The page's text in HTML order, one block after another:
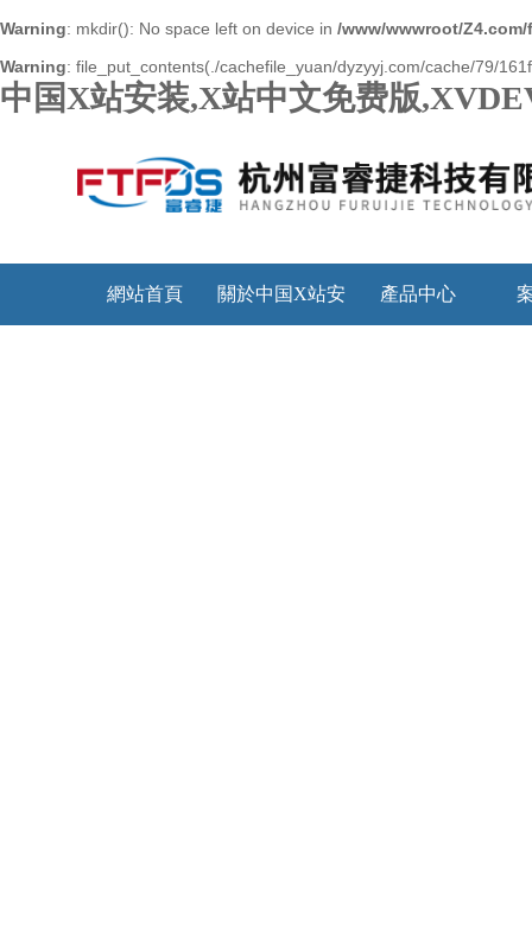
Warning: mkdir(): No space left on device in /www/wwwroot/
Warning: file_put_contents(./cachefile_yuan/dyzyyj.com/cache/79/
中国X站安装,X站中文免费版
網站首頁 關於中国X站安 產品中心